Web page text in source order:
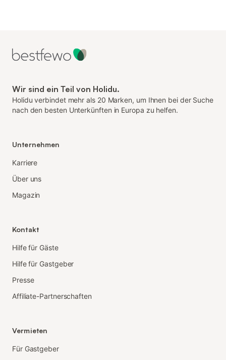
Wir sind ein Teil von Holidu.
Holidu verbindet mehr als 20 Marken, um Ihnen bei der Suche
nach den besten Unterkünften in Europa zu helfen.
Unternehmen
Karriere
Über uns
Magazin
Kontakt
Hilfe für Gäste
Hilfe für Gastgeber
Presse
Affiliate-Partnerschaften
Vermieten
Für Gastgeber